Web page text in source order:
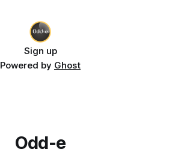
Sign up
Powered by Ghost
Odd-e